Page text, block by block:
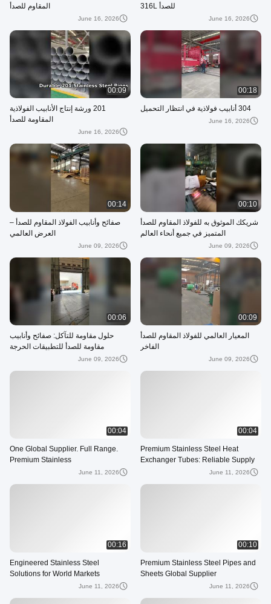
للصدأ 316L
June 16, 2026
المقاوم للصدأ
June 16, 2026
00:18
304 أنابيب فولاذية في انتظار التحميل
June 16, 2026
00:09
201 ورشة إنتاج الأنابيب الفولاذية
المقاومة للصدأ
June 16, 2026
00:10
شريكك الموثوق به للفولاذ المقاوم للصدأ
المتميز في جميع أنحاء العالم
June 09, 2026
00:14
صفائح وأنابيب الفولاذ المقاوم للصدأ –
العرض العالمي
June 09, 2026
00:09
المعيار العالمي للفولاذ المقاوم للصدأ
الفاخر
June 09, 2026
00:06
حلول مقاومة للتآكل: صفائح وأنابيب
مقاومة للصدأ للتطبيقات الحرجة
June 09, 2026
00:04
Premium Stainless Steel Heat
Exchanger Tubes: Reliable Supply
June 11, 2026
00:04
One Global Supplier. Full Range.
Premium Stainless
June 11, 2026
00:10
Premium Stainless Steel Pipes and
Sheets Global Supplier
June 11, 2026
00:16
Engineered Stainless Steel
Solutions for World Markets
June 11, 2026